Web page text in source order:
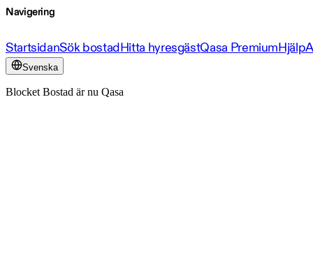
Navigering
StartsidanSök bostadHitta hyresgästQasa PremiumHjälp
Svenska
Blocket Bostad är nu Qasa